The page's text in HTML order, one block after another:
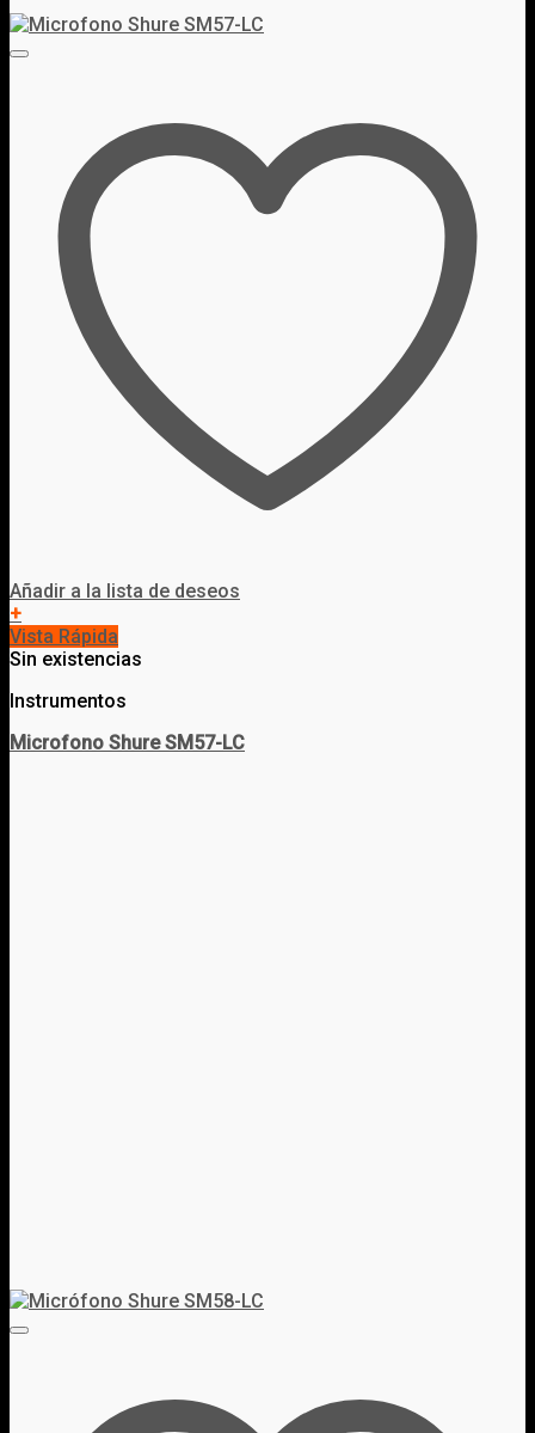
Añadir a la lista de deseos
+
Vista Rápida
Sin existencias
Instrumentos
Microfono Shure SM57-LC